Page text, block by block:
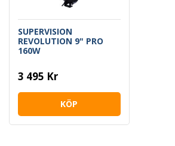
SUPERVISION
REVOLUTION 9" PRO
160W
3 495 Kr
KÖP